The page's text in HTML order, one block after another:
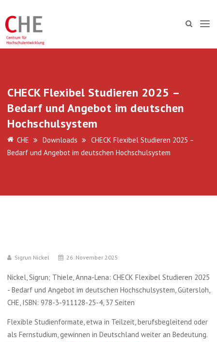
CHECK Flexibel Studieren 2025 –
Bedarf und Angebot im deutschen
Hochschulsystem
CHE Downloads
CHECK Flexibel Studieren 2025 –
Bedarf und Angebot im deutschen Hochschulsystem
Sigrun Nickel 26. November 2025
Nickel, Sigrun; Thiele, Anna-Lena: CHECK Flexibel Studieren 2025
- Bedarf und Angebot im deutschen Hochschulsystem, Gütersloh,
CHE, ISBN: 978-3-911128-25-4, 37 Seiten
Flexible Studienformate, etwa in Teilzeit, berufsbegleitend oder
als Fernstudium, gewinnen in Deutschland weiter an Bedeutung.